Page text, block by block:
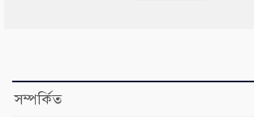
সম্পর্কিত